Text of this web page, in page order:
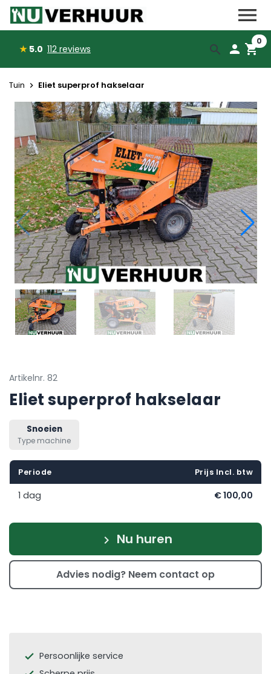
menu
★ 5.0 112 reviews search person shopping_cart
0
Tuin navigate_next Eliet superprof hakselaar


Artikelnr. 82
Eliet superprof hakselaar
Snoeien
Type machine
Periode Prijs Incl. btw
1 dag € 100,00
keyboard_arrow_right Nu huren
Advies nodig? Neem contact op
check Persoonlijke service